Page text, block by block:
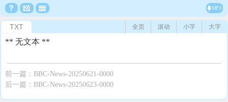
MP3
TXT 大字
小字
滚动
全页
** 无文本 **
前一篇： BBC-News-20250621-0000
后一篇： BBC-News-20250623-0000